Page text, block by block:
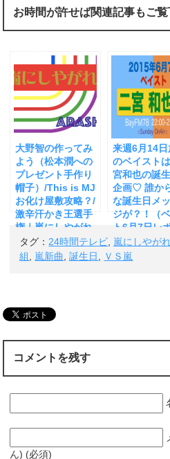
お時間が許せば関連記事もご
大野智の作ってみ
よう（松本潤への
プレゼント手作り
帽子）/This is MJ
お化け屋敷攻略？/
激辛汗かき王選手
権｜嵐にしやがれ
（8月29日レポ）
来週6月14日
のベイスト
宮和也の誕生
企画♡ 誰か
な誕生日メ
ジが？！（
ト6月7日レポ
タグ： 24時間テレビ 嵐にしやがれ
組
嵐新曲 ,誕生日 ＶＳ嵐
コメントを残す
ん) (必須)